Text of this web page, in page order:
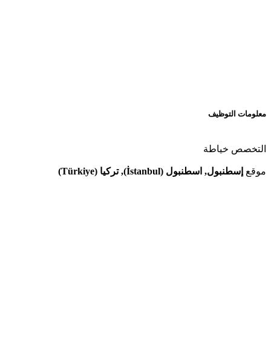
معلومات التوظيف
التخصص خياطة
موقع إسطنبول, اسطنبول (İstanbul), تركيا (Türkiye)